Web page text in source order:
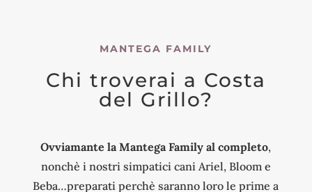
MANTEGA FAMILY
Chi troverai a Costa
del Grillo?
Ovviamante la Mantega Family al completo,
nonchè i nostri simpatici cani Ariel, Bloom e
Beba…preparati perchè saranno loro le prime a